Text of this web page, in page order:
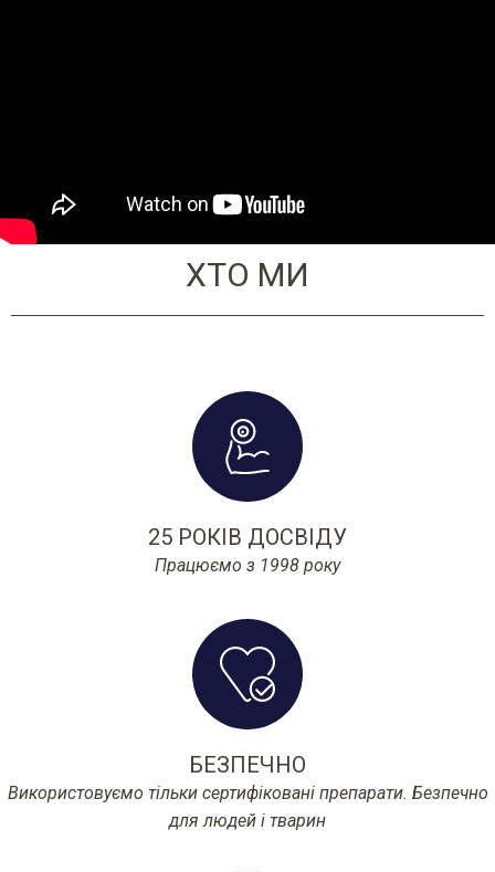
ХТО МИ
25 РОКІВ ДОСВІДУ
Працюємо з 1998 року
БЕЗПЕЧНО
Використовуємо тільки сертифіковані препарати. Безпечно
для людей і тварин